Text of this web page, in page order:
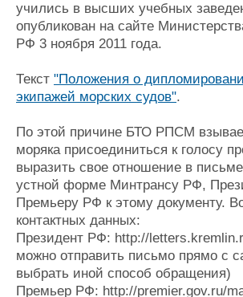
учились в высших учебных
опубликован на сайте
РФ 3 ноября 2011 года.
Текст "Положения о
экипажей морских судов".
По этой причине БТО РПСМ
моряка присоединиться к голосу
выразить свое отношение в
устной форме Минтрансу РФ,
Премьеру РФ к этому документу.
контактных данных:
Президент РФ: http://
можно отправить письмо прямо с
выбрать иной способ обращения)
Премьер РФ: http://premier.gov.ru/